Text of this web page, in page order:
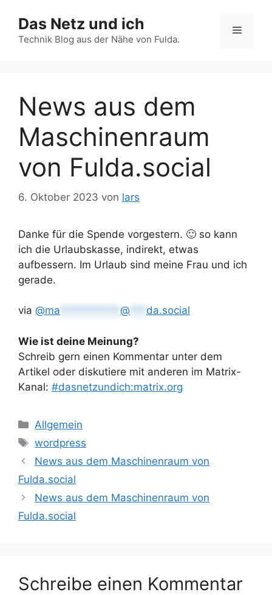
Inhalt
springen
Das Netz und ich
Technik Blog aus der Nähe von Fulda.
Menü
News aus dem
Maschinenraum
von Fulda.social
6. Oktober 2023 von lars
Danke für die Spende vorgestern. 🙂 so kann
ich die Urlaubskasse, indirekt, etwas
aufbessern. Im Urlaub sind meine Frau und ich
gerade.
via @ma @ da.social
Wie ist deine Meinung?
Schreib gern einen Kommentar unter dem
Artikel oder diskutiere mit anderen im Matrix-
Kanal: #dasnetzundich:matrix.org
Kategorien
Allgemein
Schlagwörter
wordpress
News aus dem Maschinenraum von
Fulda.social
News aus dem Maschinenraum von
Fulda.social
Schreibe einen Kommentar